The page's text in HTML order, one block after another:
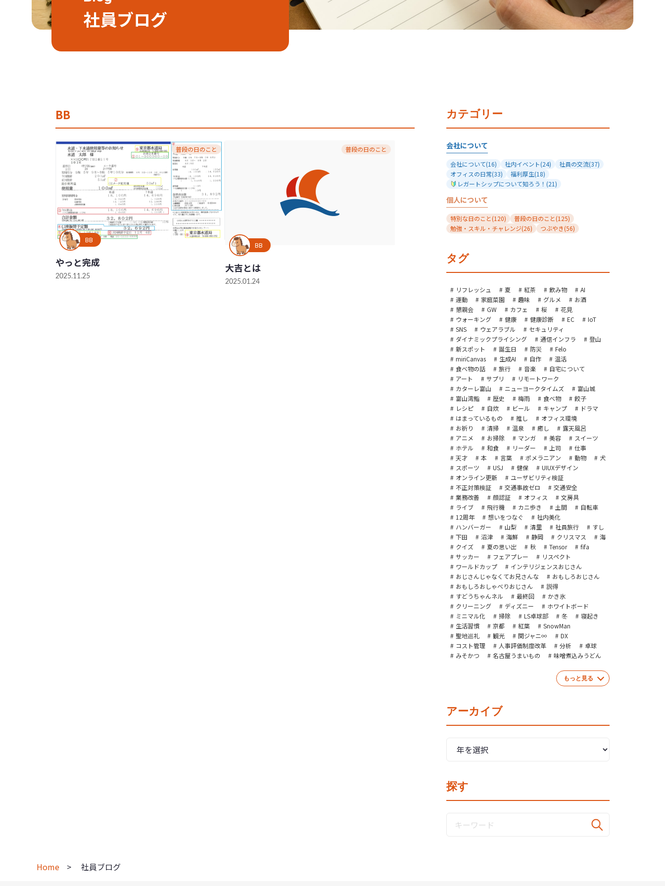
社員ブログ
BB
普段の日のこと
BB
やっと完成
2025.11.25
普段の日のこと
BB
大吉とは
2025.01.24
カテゴリー
会社について
会社について(16) 社内イベント(24) 社員の交流(37)
オフィスの日常(33) 福利厚生(18)
レガートシップについて知ろう！ (21)
個人について
特別な日のこと(120) 普段の日のこと(125)
勉強・スキル・チャレンジ(26) つぶやき(56)
タグ
リフレッシュ 夏 紅茶 飲み物
AI
運動
家庭菜園 趣味 グルメ
お酒
懇親会
GW カフェ 桜
花見
ウォーキング
健康 健康診断 EC
IoT
SNS
ウェアラブル
セキュリティ
ダイナミックプライシング
通信インフラ
登山
新スポット
誕生日 防災
Felo
miriCanvas
生成AI 自作
温活
食べ物の話
旅行 音楽
自宅について
アート
サプリ
リモートワーク
カターレ富山
ニューヨークタイムズ
富山城
富山湾鮨
歴史 梅雨 食べ物
餃子
レシピ
自炊 ビール キャンプ
ドラマ
はまっているもの
推し
オフィス環境
お祈り
清掃 温泉 癒し
露天風呂
アニメ
お掃除 マンガ 美容
スイーツ
ホテル
和食 リーダー 上司
仕事
天才
本 言葉 ポメラニアン 動物
犬
スポーツ
USJ 健保
UIUXデザイン
オンライン更新
ユーザビリティ検証
不正対策検証
交通事故ゼロ
交通安全
業務改善
顔認証 オフィス
文房具
ライブ
飛行機 カニ歩き 土間
自転車
12周年
想いをつなぐ
社内美化
ハンバーガー
山梨 清里 社員旅行
すし
下田
沼津 海鮮 静岡 クリスマス
海
クイズ
夏の思い出 秋 Tensor
fifa
サッカー
フェアプレー
リスペクト
ワールドカップ
インテリジェンスおじさん
おじさんじゃなくてお兄さんな
おもしろおじさん
おもしろおしゃべりおじさん
説得
すどうちゃんネル
最終回
かき氷
クリーニング
ディズニー
ホワイトボード
ミニマル化
掃除 LS卓球部 冬
寝起き
生活習慣
京都 紅葉
SnowMan
聖地巡礼
観光 関ジャニ∞
DX
コスト管理
人事評価制度改革 分析
卓球
みそかつ
名古屋うまいもの 味噌煮込みうどん
もっと見る
アーカイブ
探す
Home 社員ブログ